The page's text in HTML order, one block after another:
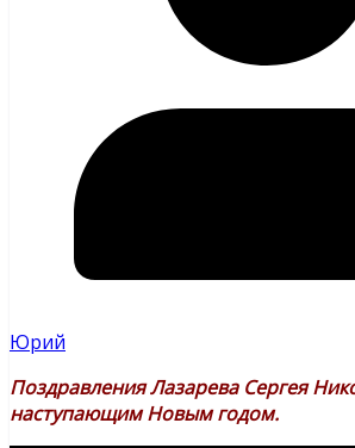
Юрий
Поздравления Лазарева Сергея
наступающим Новым годом.